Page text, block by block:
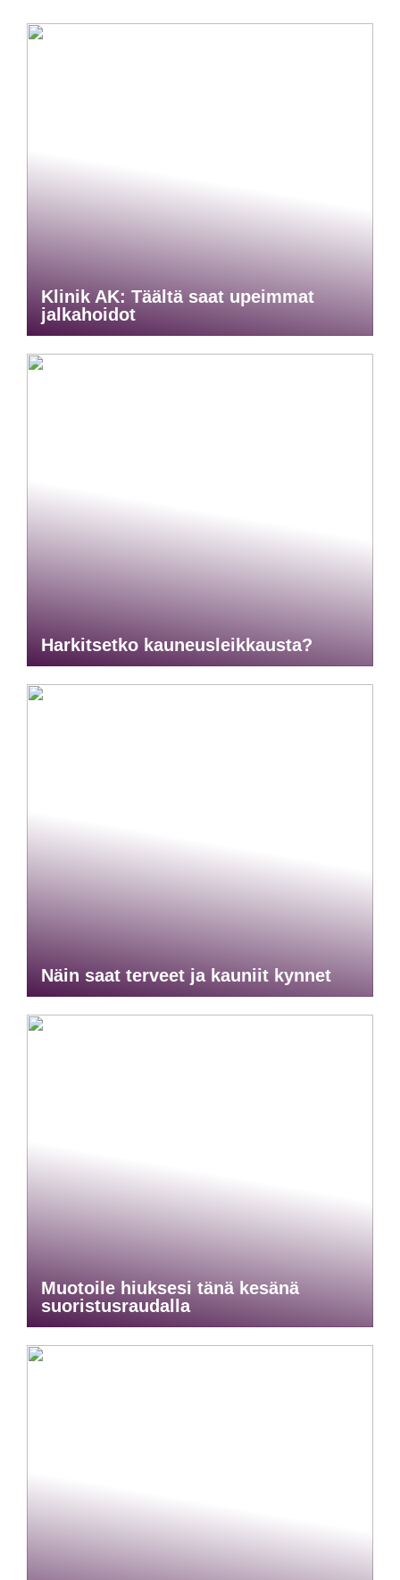
Klinik AK: Täältä saat upeimmat
jalkahoidot
Harkitsetko kauneusleikkausta?
Näin saat terveet ja kauniit kynnet
Muotoile hiuksesi tänä kesänä
suoristusraudalla